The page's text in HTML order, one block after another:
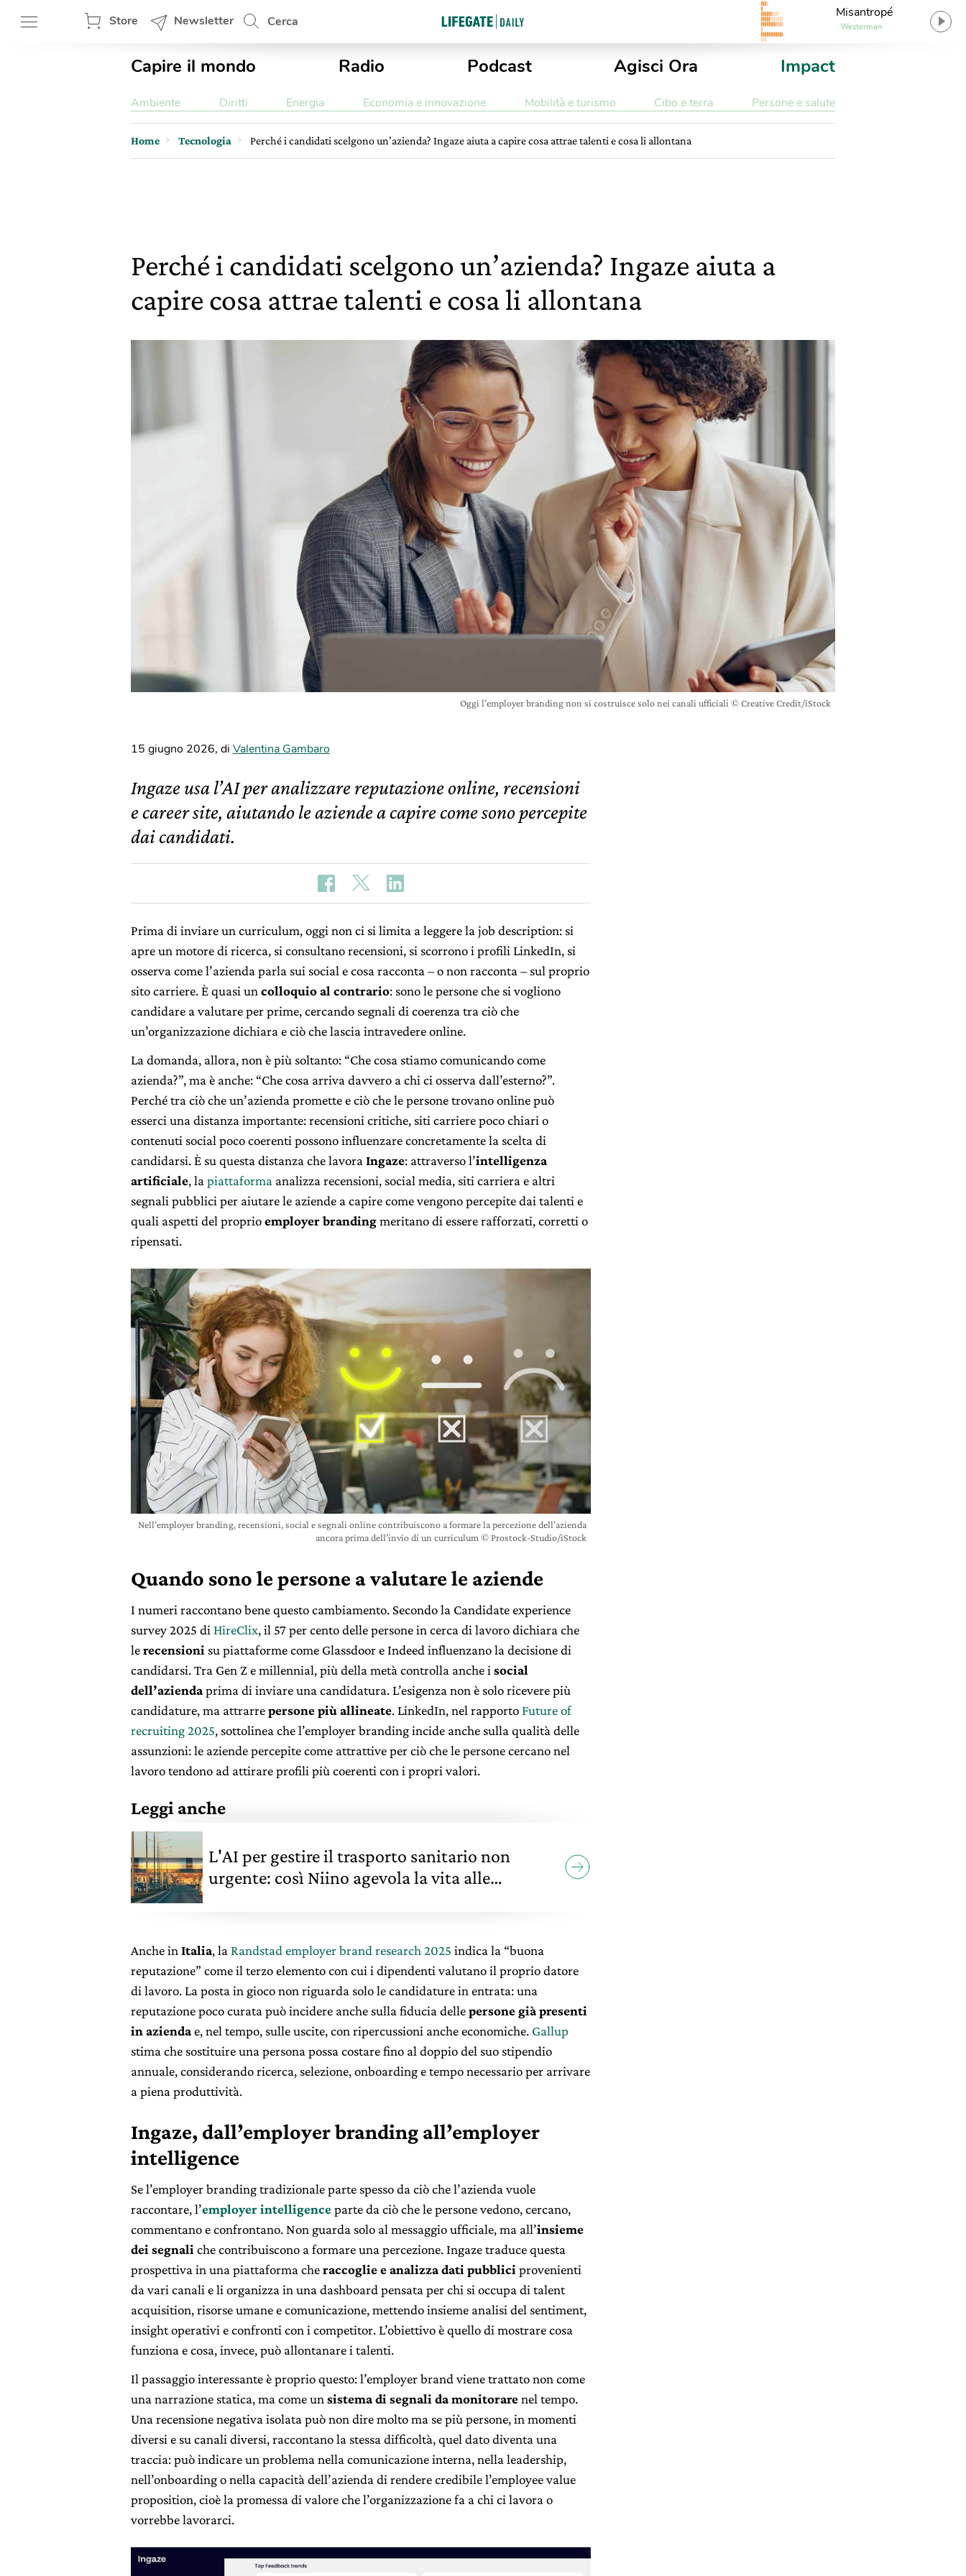
Store Newsletter Cerca
Misantropé
Westerman
Capire il mondo Radio Podcast Agisci Ora Impact
Ambiente Diritti Energia Economia e innovazione Mobilità e turismo Cibo e terra Persone e salute
Home Tecnologia Perché i candidati scelgono un’azienda? Ingaze aiuta a capire cosa attrae talenti e cosa li allontana
Perché i candidati scelgono un’azienda? Ingaze aiuta a
capire cosa attrae talenti e cosa li allontana
Oggi l’employer branding non si costruisce solo nei canali ufficiali © Creative Credit/iStock
15 giugno 2026, di Valentina Gambaro
Ingaze usa l’AI per analizzare reputazione online, recensioni
e career site, aiutando le aziende a capire come sono percepite
dai candidati.
Prima di inviare un curriculum, oggi non ci si limita a leggere la job description: si
apre un motore di ricerca, si consultano recensioni, si scorrono i profili LinkedIn, si
osserva come l’azienda parla sui social e cosa racconta – o non racconta – sul proprio
sito carriere. È quasi un colloquio al contrario: sono le persone che si vogliono
candidare a valutare per prime, cercando segnali di coerenza tra ciò che
un’organizzazione dichiara e ciò che lascia intravedere online.
La domanda, allora, non è più soltanto: “Che cosa stiamo comunicando come
azienda?”, ma è anche: “Che cosa arriva davvero a chi ci osserva dall’esterno?”.
Perché tra ciò che un’azienda promette e ciò che le persone trovano online può
esserci una distanza importante: recensioni critiche, siti carriere poco chiari o
contenuti social poco coerenti possono influenzare concretamente la scelta di
candidarsi. È su questa distanza che lavora Ingaze: attraverso l’intelligenza
artificiale, la piattaforma analizza recensioni, social media, siti carriera e altri
segnali pubblici per aiutare le aziende a capire come vengono percepite dai talenti e
quali aspetti del proprioemployer brandingmeritano di essere rafforzati, corretti o
ripensati.
Nell’employer branding, recensioni, social e segnali online contribuiscono a formare la percezione dell’azienda
ancora prima dell’invio di un curriculum © Prostock-Studio/iStock
Quando sono le persone a valutare le aziende
I numeri raccontano bene questo cambiamento. Secondo la Candidate experience
survey 2025 di HireClix, il 57 per cento delle persone in cerca di lavoro dichiara che
lerecensioni su piattaforme come Glassdoor e Indeed influenzano la decisione di
candidarsi. Tra Gen Z e millennial, più della metà controlla anche i social
dell’aziendaprima di inviare una candidatura. L’esigenza non è solo ricevere più
candidature, ma attrarrepersone più allineate. LinkedIn, nel rapporto Future of
recruiting 2025, sottolinea che l’employer branding incide anche sulla qualità delle
assunzioni: le aziende percepite come attrattive per ciò che le persone cercano nel
lavoro tendono ad attirare profili più coerenti con i propri valori.
Leggi anche
L'AI per gestire il trasporto sanitario non
urgente: così Niino agevola la vita alle
Anche in Italia, la Randstad employer brand research 2025 indica la “buona
reputazione” come il terzo elemento con cui i dipendenti valutano il proprio datore
di lavoro. La posta in gioco non riguarda solo le candidature in entrata: una
reputazione poco curata può incidere anche sulla fiducia dellepersone già presenti
in aziendae, nel tempo, sulle uscite, con ripercussioni anche economiche. Gallup
stima che sostituire una persona possa costare fino al doppio del suo stipendio
annuale, considerando ricerca, selezione, onboarding e tempo necessario per arrivare
a piena produttività.
Ingaze, dall’employer branding all’employer
intelligence
Se l’employer branding tradizionale parte spesso da ciò che l’azienda vuole
raccontare, l’employer intelligenceparte da ciò che le persone vedono, cercano,
commentano e confrontano. Non guarda solo al messaggio ufficiale, ma all’insieme
dei segnali che contribuiscono a formare una percezione. Ingaze traduce questa
prospettiva in una piattaforma cheraccoglie e analizza dati pubblici provenienti
da vari canali e li organizza in una dashboard pensata per chi si occupa di talent
acquisition, risorse umane e comunicazione, mettendo insieme analisi del sentiment,
insight operativi e confronti con i competitor. L’obiettivo è quello di mostrare cosa
funziona e cosa, invece, può allontanare i talenti.
Il passaggio interessante è proprio questo: l’employer brand viene trattato non come
una narrazione statica, ma come un sistema di segnali da monitorarenel tempo.
Una recensione negativa isolata può non dire molto ma se più persone, in momenti
diversi e su canali diversi, raccontano la stessa difficoltà, quel dato diventa una
traccia: può indicare un problema nella comunicazione interna, nella leadership,
nell’onboarding o nella capacità dell’azienda di rendere credibile l’employee value
proposition, cioè la promessa di valore che l’organizzazione fa a chi ci lavora o
vorrebbe lavorarci.